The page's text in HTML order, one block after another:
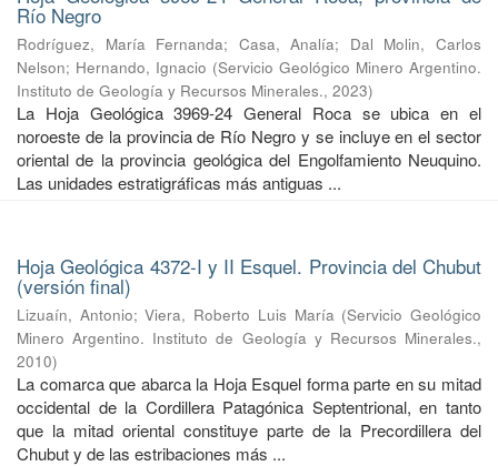
Río Negro
Rodríguez, María Fernanda; Casa, Analía; Dal Molin, Carlos
Nelson; Hernando, Ignacio (Servicio Geológico Minero Argentino.
Instituto de Geología y Recursos Minerales., 2023)
La Hoja Geológica 3969-24 General Roca se ubica en el
noroeste de la provincia de Río Negro y se incluye en el sector
oriental de la provincia geológica del Engolfamiento Neuquino.
Las unidades estratigráficas más antiguas ...
Hoja Geológica 4372-I y II Esquel. Provincia del Chubut
(versión final)
Lizuaín, Antonio;Viera, Roberto Luis María (Servicio Geológico
Minero Argentino. Instituto de Geología y Recursos Minerales.,
2010)
La comarca que abarca la Hoja Esquel forma parte en su mitad
occidental de la Cordillera Patagónica Septentrional, en tanto
que la mitad oriental constituye parte de la Precordillera del
Chubut y de las estribaciones más ...